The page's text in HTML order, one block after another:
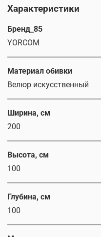
Характеристики
Бренд_85
YORCOM
Материал обивки
Велюр искусственный
Ширина, см
200
Высота, см
100
Глубина, см
100